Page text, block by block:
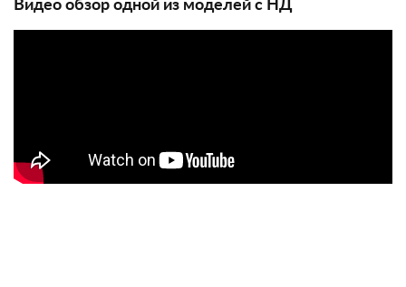
Видео обзор одной из моделей с НД